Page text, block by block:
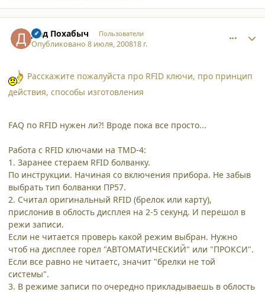
Дед Похабыч Пользователи
Опубликовано8 июля, 200818 г.
Расскажите пожалуйста про RFID ключи, про принцип
действия, способы изготовления
FAQ по RFID нужен ли?! Вроде пока все просто...
Работа с RFID ключами на TMD-4:
1. Заранее стераем RFID болванку.
По инструкции. Начиная со включения прибора. Не забыв
выбрать тип болванки ПР57.
2. Считал оригинальный RFID (брелок или карту),
прислонив в облость дисплея на 2-5 секунд. И перешол в
режи записи.
Если не читается проверь какой режим выбран. Нужно
чтоб на дисплее горел "АВТОМАТИЧЕСКИЙ" или "ПРОКСИ".
Если все равно не читаетс, значит "брелки не той
системы".
3. В режиме записи по очередно прикладываешь в облость